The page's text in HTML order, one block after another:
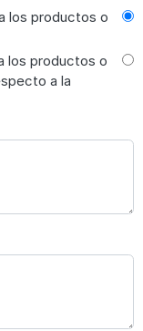
los productos o
los productos o
a la